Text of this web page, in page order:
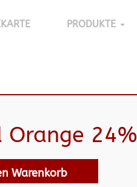
PRODUKTE
Orange 24%
Warenkorb